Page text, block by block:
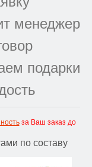
менеджер
подарки
за Ваш заказ до
по составу